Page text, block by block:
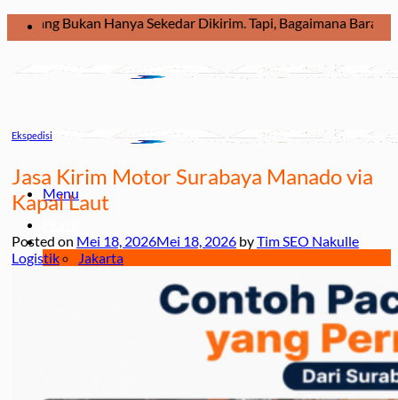
Skip
to
Hanya Sekedar Dikirim. Tapi, Bagaimana Barang Dikirim
Menu
Ekspedisi
Jakarta
Jakarta – Balikpapan
Jakarta – Makassar
Jakarta – Papua
Ekspedisi
Jasa Kirim Motor Surabaya Manado via
Kapal Laut
Posted on Mei 18, 2026Mei 18, 2026 byTim SEO Nakulle
Logistik